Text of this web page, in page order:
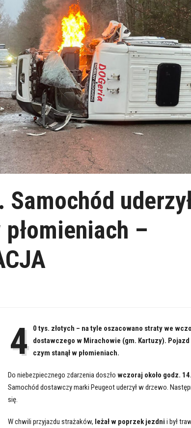
–
4
0 tys. złotych – na tyle oszacowano straty we
dostawczego w Mirachowie (gm. Kartuzy).
czym stanął w płomieniach.
Do niebezpiecznego zdarzenia doszło wczoraj około godz.
Samochód dostawczy marki Peugeot uderzył w drzewo.
się.
W chwili przyjazdu strażaków, leżał w poprzek jezdni i był